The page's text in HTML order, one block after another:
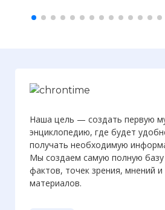
Наша цель — создать первую
энциклопедию, где будет
получать необходимую
Мы создаем самую полную базу
фактов, точек зрения, мнений
материалов.